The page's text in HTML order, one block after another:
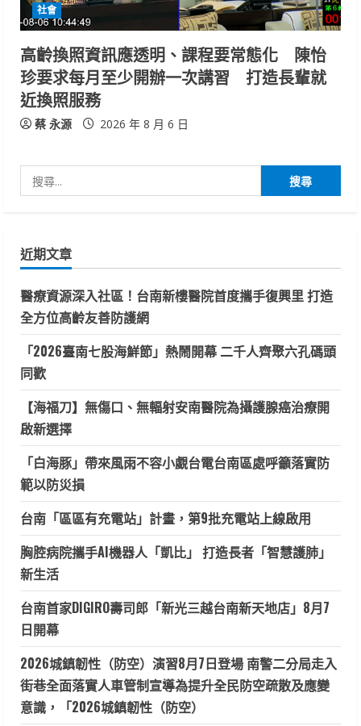
社會
高齡換照資訊應透明、課程要常態化 陳怡
珍要求每月至少開辦一次講習 打造長輩就
近換照服務
蔡 永源 2026 年 8 月 6 日
尋
字:
近期文章
醫療資源深入社區！台南新樓醫院首度攜手復興里 打造
全方位高齡友善防護網
「2026臺南七股海鮮節」熱鬧開幕 二千人齊聚六孔碼頭
同歡
【海福刀】無傷口、無輻射安南醫院為攝護腺癌治療開
啟新選擇
「白海豚」帶來風雨不容小覷台電台南區處呼籲落實防
範以防災損
台南「區區有充電站」計畫，第9批充電站上線啟用
胸腔病院攜手AI機器人「凱比」 打造長者「智慧護肺」
新生活
台南首家DIGIRO壽司郎「新光三越台南新天地店」8月7
日開幕
2026城鎮韌性（防空）演習8月7日登場 南警二分局走入
街巷全面落實人車管制宣導為提升全民防空疏散及應變
意識，「2026城鎮韌性（防空）